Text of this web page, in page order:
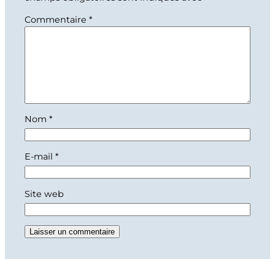
Commentaire *
Nom *
E-mail *
Site web